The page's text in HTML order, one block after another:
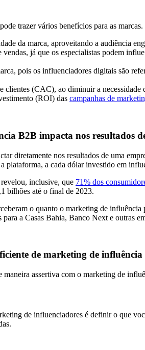
trazer vários benefícios para as
da marca, aproveitando a audiência
já que os especialistas podem
pois os influenciadores digitais são
clientes (CAC), ao diminuir a
(ROI) das campanhas de
B2B impacta nos resultados
diretamente nos resultados de uma
plataforma, a cada dólar investido em
inclusive, que 71% dos
bilhões até o final de 2023.
o quanto o marketing de
a Casas Bahia, Banco Next e outras
de marketing de influência
assertiva com o marketing de
de influenciadores é definir o que